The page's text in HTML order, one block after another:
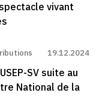
vivant
19.12.2024
SV suite au
National de la